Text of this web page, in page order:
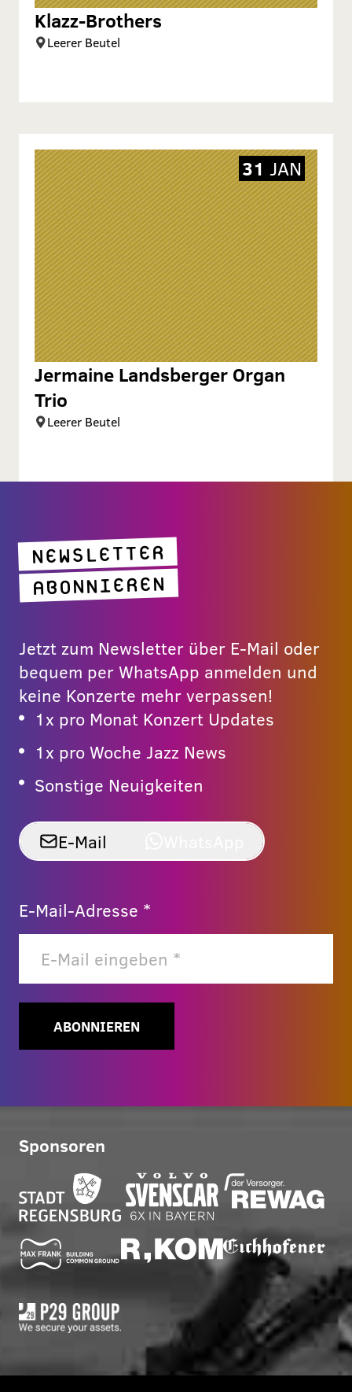
Klazz-Brothers
Leerer Beutel
Jermaine Landsberger Organ
Trio
Leerer Beutel
31 JAN
NEWSLETTER
ABONNIEREN
Jetzt zum Newsletter über E-Mail oder
bequem per WhatsApp anmelden und
keine Konzerte mehr verpassen!
1x pro Monat Konzert Updates
1x pro Woche Jazz News
Sonstige Neuigkeiten
E-Mail
E-Mail-Adresse *
ABONNIEREN
Sponsoren